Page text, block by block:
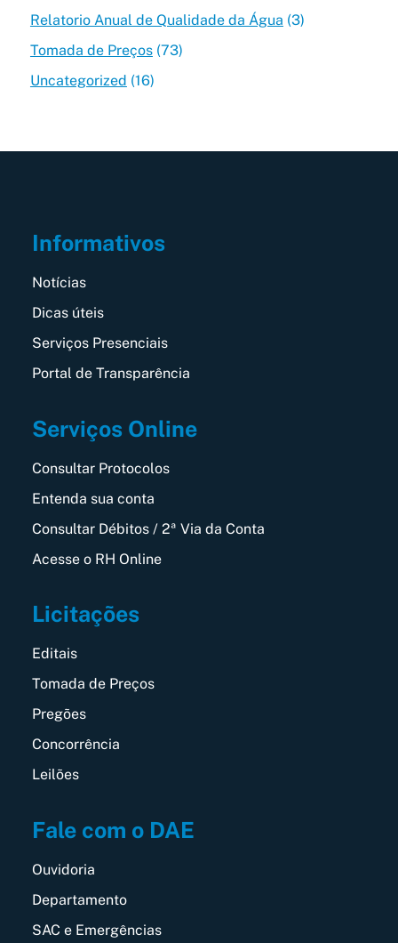
Relatorio Anual de Qualidade da Água (3)
Tomada de Preços(73)
Uncategorized (16)
Informativos
Notícias
Dicas úteis
Serviços Presenciais
Portal de Transparência
Serviços Online
Consultar Protocolos
Entenda sua conta
Consultar Débitos / 2ª Via da Conta
Acesse o RH Online
Licitações
Editais
Tomada de Preços
Pregões
Concorrência
Leilões
Fale com o DAE
Ouvidoria
Departamento
SAC e Emergências